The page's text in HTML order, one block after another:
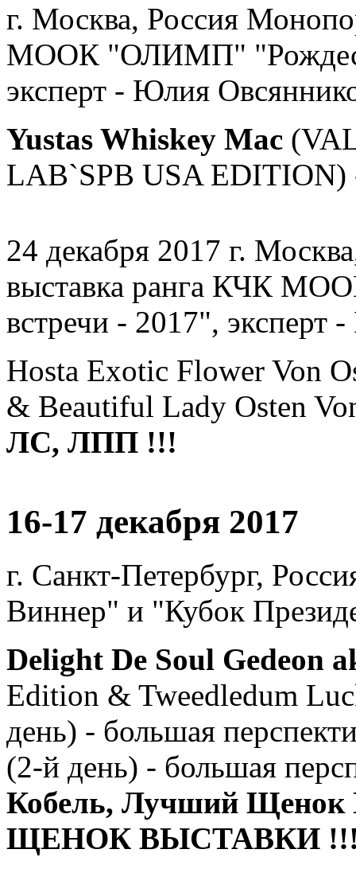
г. Москва, Россия
МООК "ОЛИМП"
эксперт - Юлия
Yustas Whiskey Mac
LAB`SPB USA EDITION)
24 декабря 2017 г.
выставка ранга КЧК
встречи - 2017", эксперт
Hostа Exotic Flower Von
& Beautiful Lady Osten
ЛС, ЛПП !!!
16-17 декабря 2017
г. Санкт-Петербург,
Виннер" и "Кубок
Delight De Soul Gedeon
Edition & Tweedledum
день) - большая
(2-й день) - большая
Кобель, Лучший
ЩЕНОК ВЫСТАВКИ